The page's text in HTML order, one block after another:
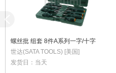
螺丝批 组套 8件A系列一字/十字
世达(SATA TOOLS) [美国]
发货日： 当天